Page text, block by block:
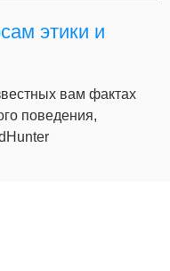
этики и
вам фактах
поведения,